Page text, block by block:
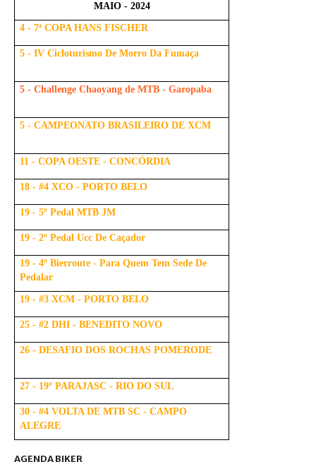
MAIO - 2024
4 - 7ª COPA HANS FISCHER
5 - IV Cicloturismo De Morro Da Fumaça
5 - Challenge Chaoyang de MTB - Garopaba
5 - CAMPEONATO BRASILEIRO DE XCM
11 - COPA OESTE - CONCÓRDIA
18 - #4 XCO - PORTO BELO
19 - 5º Pedal MTB JM
19 - 2º Pedal Ucc De Caçador
19 - 4º Bierroute - Para Quem Tem Sede De
Pedalar
19 - #3 XCM - PORTO BELO
25 - #2 DHI - BENEDITO NOVO
26 - DESAFIO DOS ROCHAS POMERODE
27 - 19º PARAJASC - RIO DO SUL
30 - #4 VOLTA DE MTB SC - CAMPO
ALEGRE
AGENDA BIKER